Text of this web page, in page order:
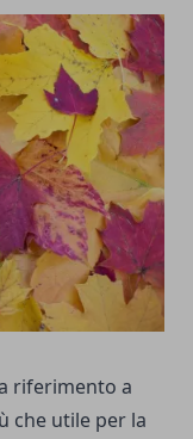
riferimento a
che utile per la